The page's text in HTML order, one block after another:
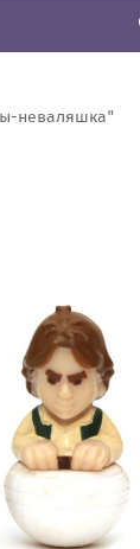
неваляшка"